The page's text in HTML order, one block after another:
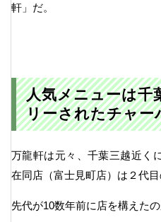
軒」だ。
人気メニューは千
リーされたチャー
万龍軒は元々、千葉三越近く
在同店（富士見町店）は２代
先代が10数年前に店を構えた